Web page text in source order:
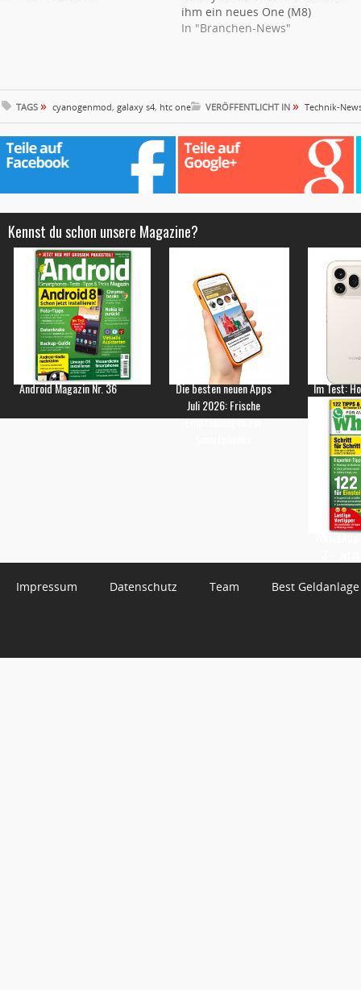
ihm ein neues One (M8)
In "Branchen-News"
TAGS » cyanogenmod, galaxy s4, htc one VERÖFFENTLICHT IN » Technik-
Kennst du schon unsere Magazine?
Android Magazin Nr. 36
Die besten neuen Apps
Juli 2026: Frische
Empfehlungen für
Im Test:
Impressum Datenschutz Team Best Geldanlage